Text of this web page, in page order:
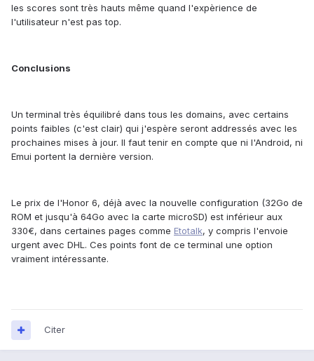
les scores sont très hauts même quand l'expèrience de
l'utilisateur n'est pas top.
Conclusions
Un terminaltrès équilibré dans tous les domains, avec certains
points faibles (c'est clair) qui j'espère seront addressés avec les
prochaines mises à jour. Il faut tenir en compte que ni l'Android, ni
Emui portent la dernière version.
Le prix de l'Honor 6, déjà avec la nouvelle configuration (32Go de
ROM et jusqu'à 64Go avec la carte microSD) est inférieur aux
330€, dans certaines pages comme Etotalk, y compris l'envoie
urgent avec DHL. Ces points font de ce terminal une option
vraiment intéressante.
Citer